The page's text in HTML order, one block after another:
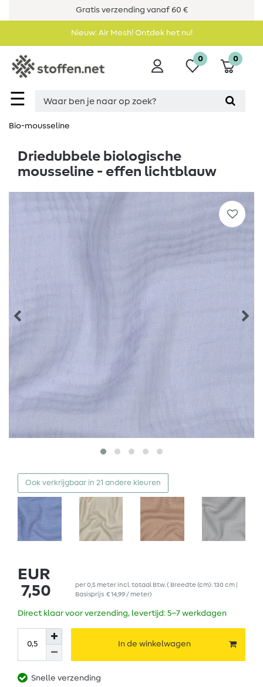
Gratis verzending vanaf 60 €
Nieuw: Air Mesh! Ontdek het nu!
☰
0 0
Bio-mousseline
Driedubbele biologische
mousseline - effen lichtblauw
Ook verkrijgbaar in 21 andere kleuren
EUR
7,50
per0,5 meterincl. totaal Btw. ( Breedte (cm): 130 cm |
Basisprijs€ 14,99 / meter)
Direct klaar voor verzending, levertijd: 5–7 werkdagen
In de winkelwagen
Snelle verzending